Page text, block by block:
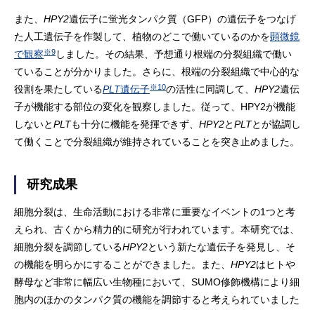
また、 HPY2遺伝子に蛍光タンパク質（GFP）の遺伝子をつなげ
た人工遺伝子を作製して、植物のどこで働いているのかを顕微鏡
で観察※9 しました。その結果、予想通り根端の分裂組織で働い
ていることが分かりました。さらに、根端の分裂組織で中心的な
役割を果たしているPLT遺伝子※10の活性に同調して、 HPY2遺伝
子が機能する部位の変化を観察しました。従って、HPY2が機能
しないとPLTも十分に機能を発揮できず、 HPY2とPLTとが協調し
て働くことで分裂組織が維持されていることを突き止めました。
研究成果
細胞分裂は、生命活動における非常に重要なイベントの1つと考
えられ、古くから精力的に研究が行われています。本研究では、
細胞分裂を調節しているHPY2という新たな遺伝子を発見し、そ
の機能を明らかにすることができました。また、 HPY2はヒトや
酵母など非常に幅広い生物種において、SUMO修飾機構により細
胞内のほかのタンパク質の機能を調節すると考えられていました